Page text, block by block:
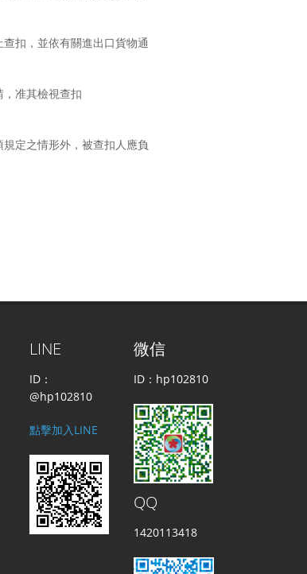
扣，並依有關進出口貨物通
准其檢視查扣
定之情形外，被查扣人應負
LINE
ID：
@hp102810
點擊加入LINE
微信
ID：hp102810
QQ
1420113418